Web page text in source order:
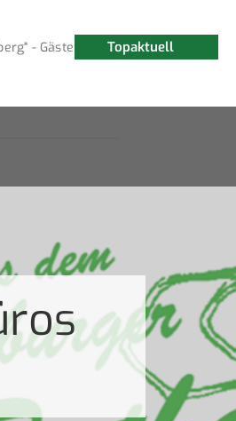
Topaktuell
- Gästeführung am 15. August